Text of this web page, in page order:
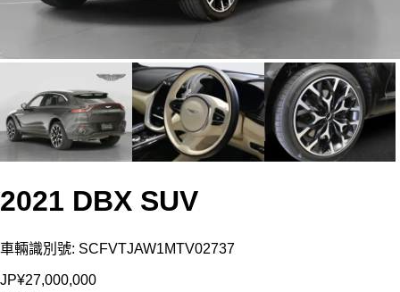
2021 DBX SUV
車輛識別號: SCFVTJAW1MTV02737
JP¥27,000,000